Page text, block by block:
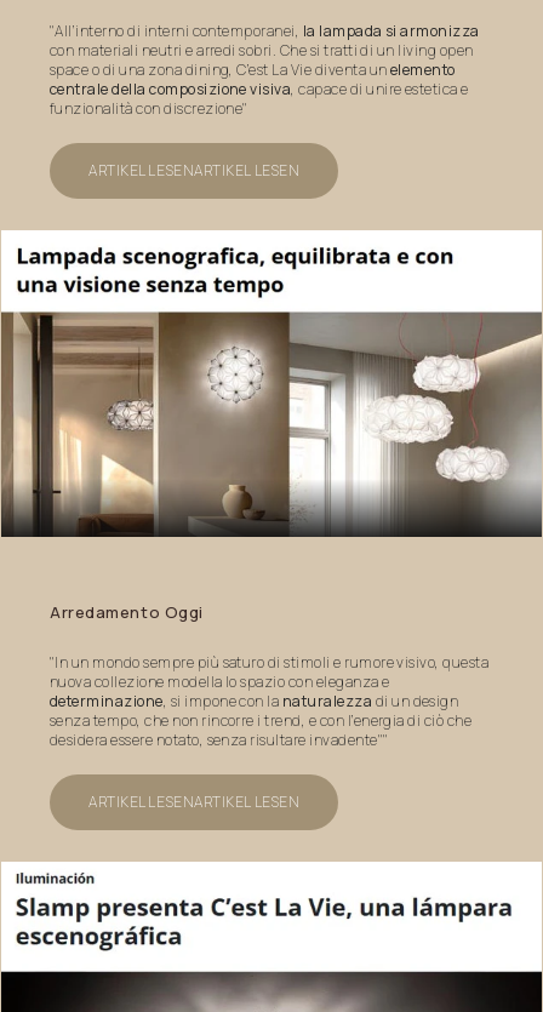
"All’interno di interni contemporanei, la lampada si armonizza
con materiali neutri e arredi sobri. Che si tratti di un living open
space o di una zona dining, C’est La Vie diventa unelemento
centrale della composizione visiva, capace di unire estetica e
funzionalità con discrezione"
ARTIKEL LESENARTIKEL LESEN
Arredamento Oggi
"In un mondo sempre più saturo di stimoli e rumore visivo, questa
nuova collezione modella lo spazio con eleganza e
determinazione, si impone con la naturalezza di un design
senza tempo, che non rincorre i trend, e con l’energia di ciò che
desidera essere notato, senza risultare invadente""
ARTIKEL LESENARTIKEL LESEN